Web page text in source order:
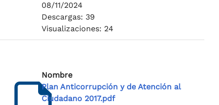
08/11/2024
Descargas: 39
Visualizaciones: 24
Nombre
Plan Anticorrupción y de Atención al
Ciudadano 2017.pdf